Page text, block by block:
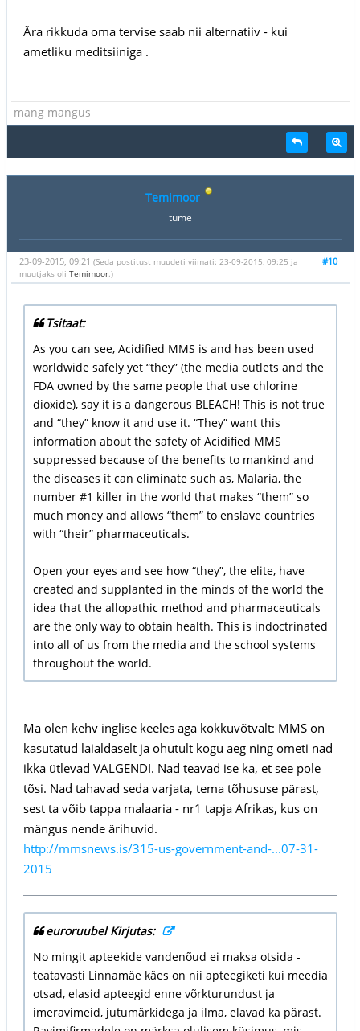
Ära rikkuda oma tervise saab nii alternatiiv - kui
ametliku meditsiiniga .
mäng mängus
Temimoor
tume
#10
23-09-2015, 09:21 (Seda postitust muudeti viimati: 23-09-2015, 09:25 ja
muutjaks oli Temimoor.)
Tsitaat:
As you can see, Acidified MMS is and has been used
worldwide safely yet “they” (the media outlets and the
FDA owned by the same people that use chlorine
dioxide), say it is a dangerous BLEACH! This is not true
and “they” know it and use it. “They” want this
information about the safety of Acidified MMS
suppressed because of the benefits to mankind and
the diseases it can eliminate such as, Malaria, the
number #1 killer in the world that makes “them” so
much money and allows “them” to enslave countries
with “their” pharmaceuticals.
Open your eyes and see how “they”, the elite, have
created and supplanted in the minds of the world the
idea that the allopathic method and pharmaceuticals
are the only way to obtain health. This is indoctrinated
into all of us from the media and the school systems
throughout the world.
Ma olen kehv inglise keeles aga kokkuvõtvalt: MMS on
kasutatud laialdaselt ja ohutult kogu aeg ning ometi nad
ikka ütlevad VALGENDI. Nad teavad ise ka, et see pole
tõsi. Nad tahavad seda varjata, tema tõhususe pärast,
sest ta võib tappa malaaria - nr1 tapja Afrikas, kus on
mängus nende ärihuvid.
http://mmsnews.is/315-us-government-and-...07-31-
2015
euroruubel Kirjutas:
No mingit apteekide vandenõud ei maksa otsida -
teatavasti Linnamäe käes on nii apteegiketi kui meedia
otsad, elasid apteegid enne võrkturundust ja
imeravimeid, jutumärkidega ja ilma, elavad ka pärast.